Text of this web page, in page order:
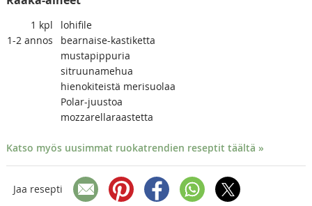
1 kpl
lohifile
1-2 annos
bearnaise-kastiketta
mustapippuria
sitruunamehua
hienokiteistä merisuolaa
Polar-juustoa
mozzarellaraastetta
Katso myös uusimmat ruokatrendien reseptit täältä »
Jaa resepti